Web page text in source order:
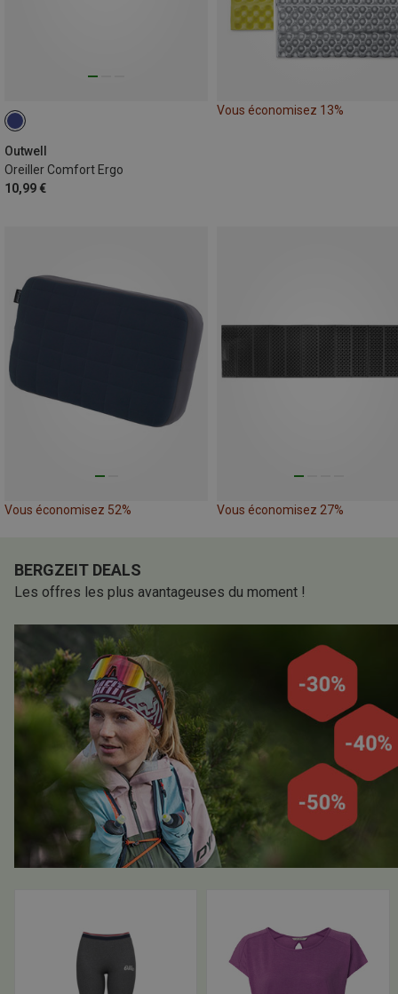
Outwell
Oreiller Comfort Ergo
10,99 €
Vous économisez 13%
Vous économisez 52% Vous économisez 27%
BERGZEIT DEALS
Les offres les plus avantageuses du moment !